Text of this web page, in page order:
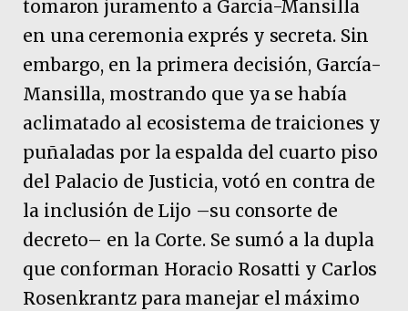
tomaron juramento a García-Mansilla
en una ceremonia exprés y secreta. Sin
embargo, en la primera decisión, García-
Mansilla, mostrando que ya se había
aclimatado al ecosistema de traiciones y
puñaladas por la espalda del cuarto piso
del Palacio de Justicia, votó en contra de
la inclusión de Lijo –su consorte de
decreto– en la Corte. Se sumó a la dupla
que conforman Horacio Rosatti y Carlos
Rosenkrantz para manejar el máximo